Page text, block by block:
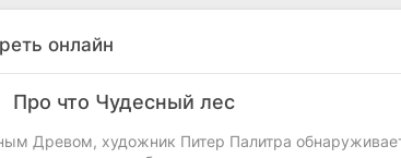
онлайн
Про что Чудесный лес
Древом, художник Питер Палитра